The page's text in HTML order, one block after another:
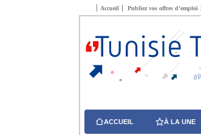
Accueil Publiez vos offres d’emploi
ACCUEIL À LA UNE